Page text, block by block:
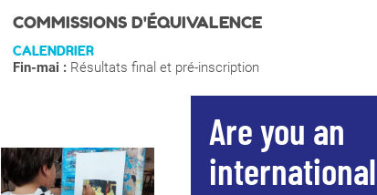
COMMISSIONS D'ÉQUIVALENCE
CALENDRIER
Fin-mai : Résultats final et pré-inscription
Are you an
international